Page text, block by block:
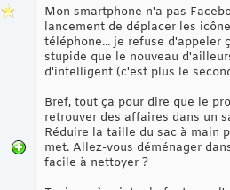
Mon smartphone n'a pas
lancement de déplacer les
téléphone... je refuse d'appeler
stupide que le nouveau
d'intelligent (c'est plus le
Bref, tout ça pour dire que le
retrouver des affaires dans un
Réduire la taille du sac à main
met. Allez-vous déménager
facile à nettoyer ?